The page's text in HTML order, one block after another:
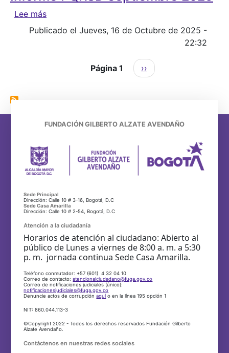
Lee mássobre Informe PQRSD septiembre 2025
Publicado el Jueves, 16 de Octubre de 2025 -
22:32
Página 1 Siguiente página
››
FUNDACIÓN GILBERTO ALZATE AVENDAÑO
Sede Principal
Dirección: Calle 10 # 3-16, Bogotá, D.C
Sede Casa Amarilla
Dirección: Calle 10 # 2-54, Bogotá, D.C
Atención a la ciudadanía
Horarios de atención al ciudadano: Abierto al
público de Lunes a viernes de 8:00 a. m. a 5:30
p. m. jornada continua Sede Casa Amarilla.
Teléfono conmutador: +57 (601) 4 32 04 10
Correo de contacto:atencionalciudadano@fuga.gov.co
Correo de notificaciones judiciales (único):
notificacionesjudiciales@fuga.gov.co
Denuncie actos de corrupciónaquío en la línea 195 opción 1
NIT: 860.044.113-3
©Copyright 2022 - Todos los derechos reservados Fundación Gilberto
Alzate Avendaño.
Contáctenos en nuestras redes sociales